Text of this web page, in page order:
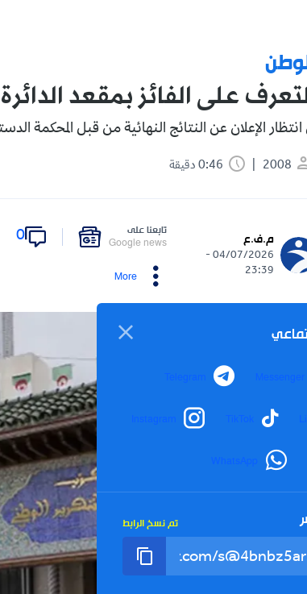
على الفائز بمقعد
انتظار الإعلان عن النتائج النهائية من قبل المحكمة
2008
م.ف.ع
04/07/2026 -
23:39
تابعنا على
Google news
0
More
Messenger
Telegram
TikTok
Instagram
WhatsApp
تم نسخ الرابط